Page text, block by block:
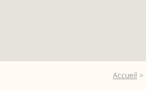
Accueil